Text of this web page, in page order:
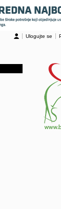
Ulogujte se